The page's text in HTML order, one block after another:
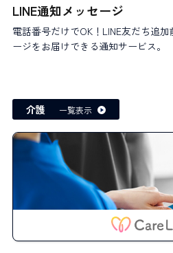
LINE通知メッセージ
電話番号だけでOK！LINE友だち追
ージをお届けできる通知サービス。
介護 一覧表示